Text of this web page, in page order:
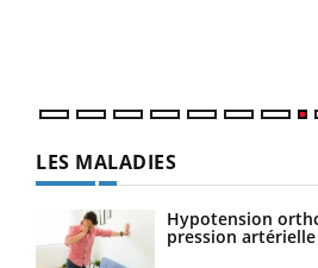
LES MALADIES
Hypotension
pression